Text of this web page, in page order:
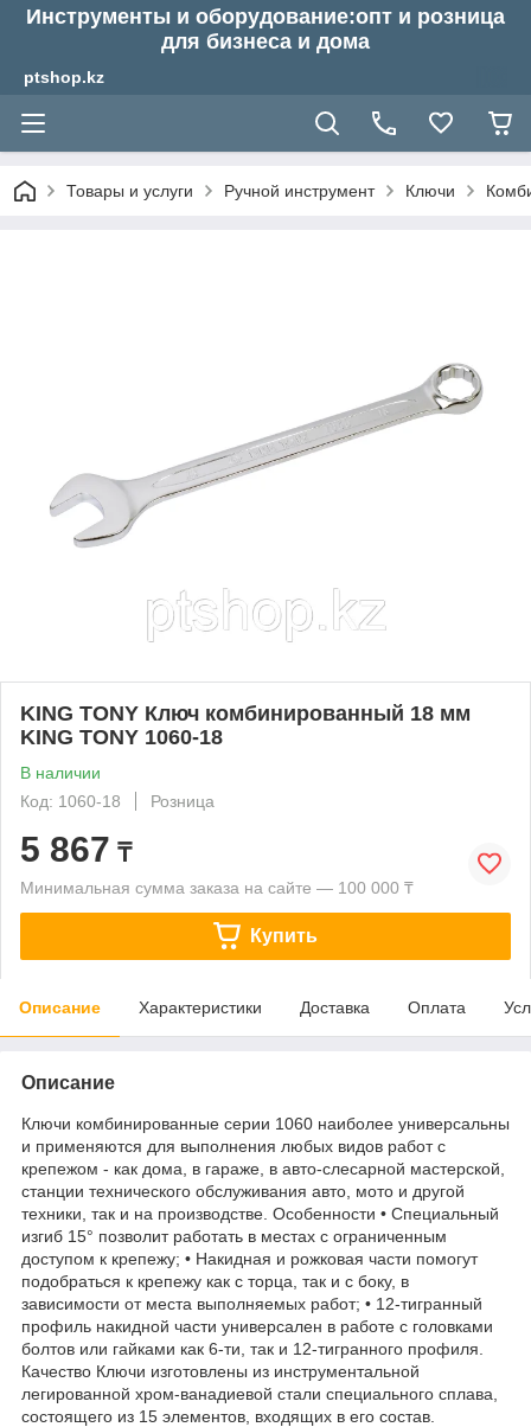
Инструменты и оборудование:опт и розница
для бизнеса и дома
ptshop.kz
Товары и услуги Ручной инструмент Ключи
KING TONY Ключ комбинированный 18 мм
KING TONY 1060-18
В наличии
Код: 1060-18
Розница
5 867 ₸
Минимальная сумма заказа на сайте — 100 000 ₸
Купить
Описание Характеристики Доставка Оплата
Описание
Ключи комбинированные серии 1060 наиболее универсальны
и применяются для выполнения любых видов работ с
крепежом - как дома, в гараже, в авто-слесарной мастерской,
станции технического обслуживания авто, мото и другой
техники, так и на производстве. Особенности • Специальный
изгиб 15° позволит работать в местах с ограниченным
доступом к крепежу; • Накидная и рожковая части помогут
подобраться к крепежу как с торца, так и с боку, в
зависимости от места выполняемых работ; • 12-тигранный
профиль накидной части универсален в работе с головками
болтов или гайками как 6-ти, так и 12-тигранного профиля.
Качество Ключи изготовлены из инструментальной
легированной хром-ванадиевой стали специального сплава,
состоящего из 15 элементов, входящих в его состав.